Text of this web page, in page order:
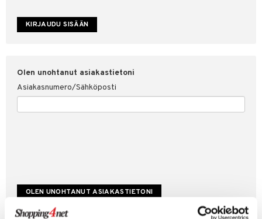
Olen unohtanut asiakastietoni
Asiakasnumero/Sähköposti
suojaus